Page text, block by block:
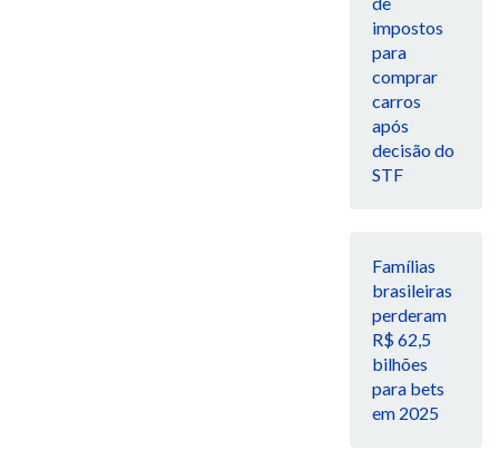
impostos
para
comprar
carros
após
decisão do
STF
Famílias
brasileiras
perderam
R$ 62,5
bilhões
para bets
em 2025